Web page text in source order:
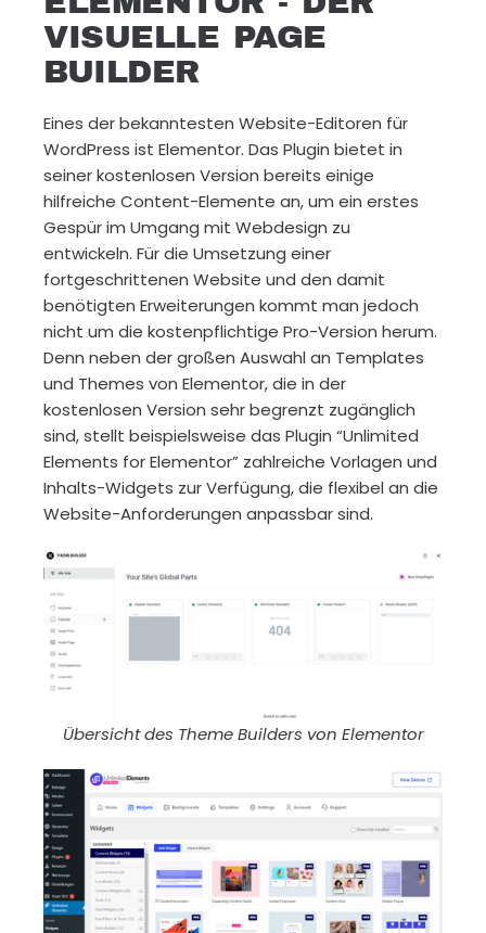
VISUELLE PAGE
BUILDER
Eines der bekanntesten Website-Editoren für
WordPress ist Elementor. Das Plugin bietet in
seiner kostenlosen Version bereits einige
hilfreiche Content-Elemente an, um ein erstes
Gespür im Umgang mit Webdesign zu
entwickeln. Für die Umsetzung einer
fortgeschrittenen Website und den damit
benötigten Erweiterungen kommt man jedoch
nicht um die kostenpflichtige Pro-Version herum.
Denn neben der großen Auswahl an Templates
und Themes von Elementor, die in der
kostenlosen Version sehr begrenzt zugänglich
sind, stellt beispielsweise das Plugin “Unlimited
Elements for Elementor” zahlreiche Vorlagen und
Inhalts-Widgets zur Verfügung, die flexibel an die
Website-Anforderungen anpassbar sind.
Übersicht des Theme Builders von Elementor